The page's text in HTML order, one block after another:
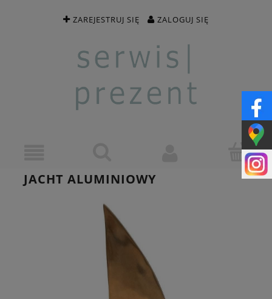
ZAREJESTRUJ SIĘ ZALOGUJ SIĘ
JACHT ALUMINIOWY